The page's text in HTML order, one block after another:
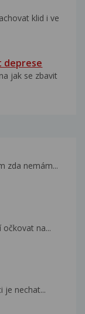
klid i ve
deprese
jak se zbavit
zda nemám...
na...
je nechat...